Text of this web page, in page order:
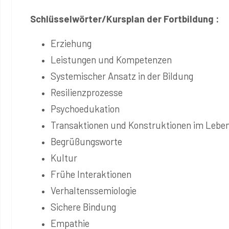
Schlüsselwörter/Kursplan der Fortbildung :
Erziehung
Leistungen und Kompetenzen
Systemischer Ansatz in der Bildung
Resilienzprozesse
Psychoedukation
Transaktionen und Konstruktionen im
Begrüßungsworte
Kultur
Frühe Interaktionen
Verhaltenssemiologie
Sichere Bindung
Empathie